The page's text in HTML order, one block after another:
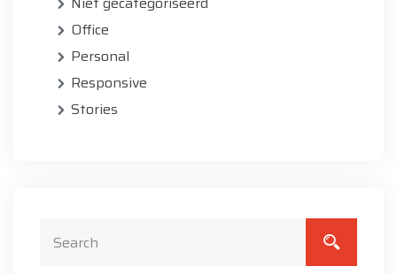
Office
Personal
Responsive
Stories